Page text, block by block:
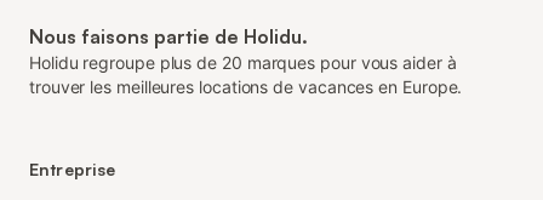
Nous faisons partie de Holidu.
Holidu regroupe plus de 20 marques pour vous aider à
trouver les meilleures locations de vacances en Europe.
Entreprise